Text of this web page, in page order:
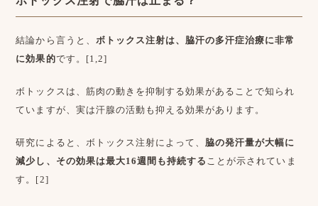
結論から言うと、 ボトックス注射は、脇汗の多汗症治療に非常
に効果的です。[1,2]
ボトックスは、筋肉の動きを抑制する効果があることで知られ
ていますが、実は汗腺の活動も抑える効果があります。
研究によると、ボトックス注射によって、 脇の発汗量が大幅に
減少し、その効果は最大16週間も持続する ことが示されていま
す。[2]